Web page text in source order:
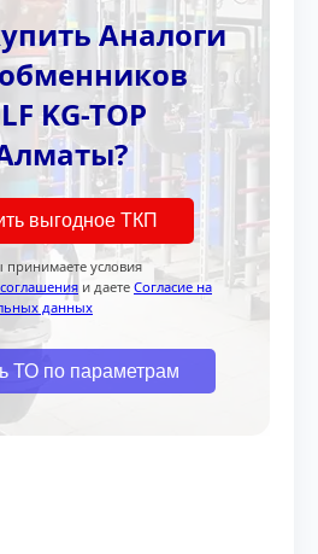
Аналоги
KG-TOP
выгодное ТКП
условия
и даете Согласие на
данных
ТО по параметрам